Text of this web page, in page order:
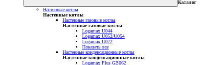
Каталог
Настенные котлы
Настенные котлы
Настенные газовые котлы
Настенные газовые котлы
Logamax U044
Logamax U052/U054
Logamax U072
Показать все
Настенные конденсационные котлы
Настенные конденсационные котлы
Logamax Plus GB062